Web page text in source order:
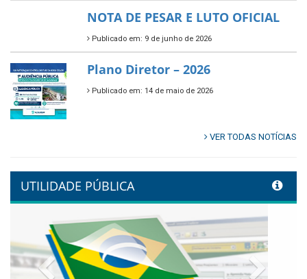
🌳🌱 Projeto Arborização Urbana!
Publicado em: 9 de junho de 2026
🌿🚤 Semana Mundial do Meio
Ambiente em Tamandaré
alinhamento estratégico do
Conecta+ Tamandaré.
NOTA DE PESAR E LUTO OFICIAL
Publicado em: 9 de junho de 2026